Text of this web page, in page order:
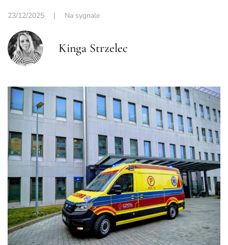
23/12/2025 | Na sygnale
Kinga Strzelec